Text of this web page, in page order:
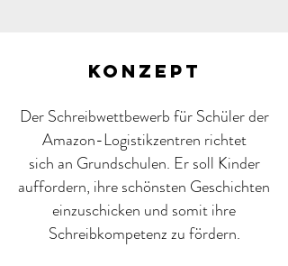
KonZEPT
Der Schreibwettbewerb für Schüler der
Amazon-Logistikzentren richtet
sich an Grundschulen. Er soll Kinder
auffordern, ihre schönsten Geschichten
einzuschicken und somit ihre
Schreibkompetenz zu fördern.